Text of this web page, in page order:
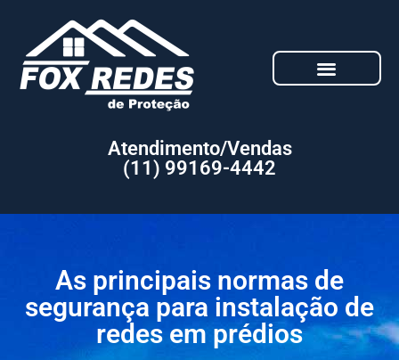
Atendimento/Vendas
(11) 99169-4442
As principais normas de
segurança para instalação de
redes em prédios